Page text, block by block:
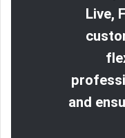
Live,
and